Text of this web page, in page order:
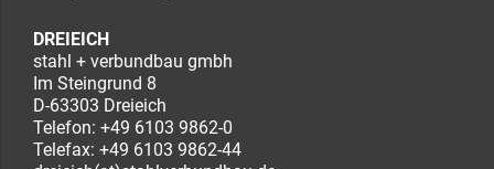
DREIEICH
stahl + verbundbau gmbh
Im Steingrund 8
D-63303 Dreieich
Telefon: +49 6103 9862-0
Telefax: +49 6103 9862-44